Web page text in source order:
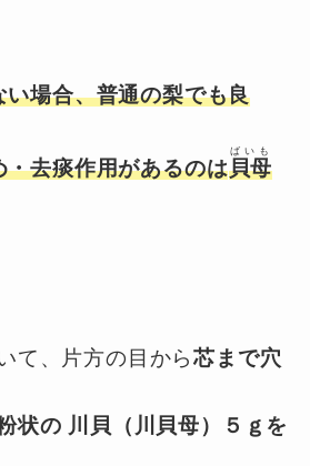
い場合、普通の梨でも良
・去痰作用があるのは貝母
ばいも
て、片方の目から芯まで穴
状の 川貝（川貝母）５ｇを